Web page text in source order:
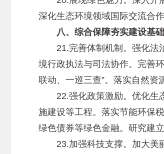
深化生态环境领域国际交流合
八、综合保障夯实建设基础
21.完善体制机制。强化法治
境行政执法与司法协作。完善
联动、一巡三查”。落实自然资
22.强化政策激励。优化生态
施建设等工程。落实节能环保
绿色债券等绿色金融。研究建
23.加强科技支撑。加大美丽